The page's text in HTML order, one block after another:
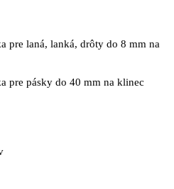
pre laná, lanká, drôty do 8 mm na
pre pásky do 40 mm na klinec